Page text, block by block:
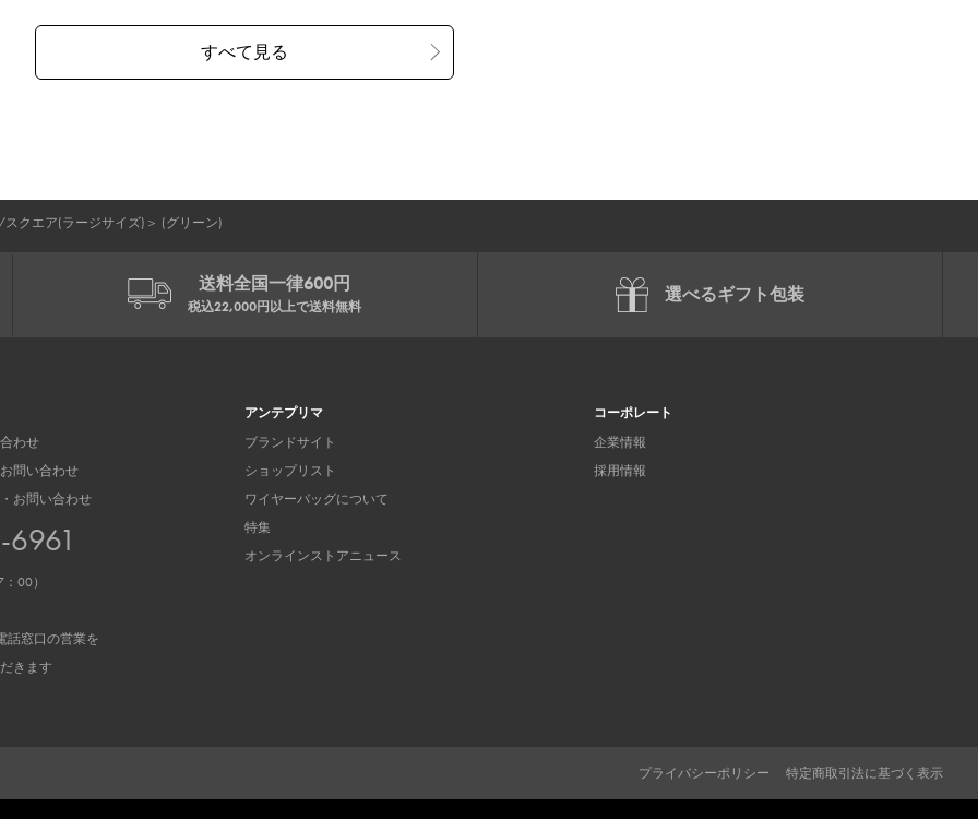
クエア(ラージサイズ) ＞ (グリーン)
送料全国一律600円
税込22,000円以上で送料無料
選べるギフト包装
わせ
問い合わせ
お問い合わせ
00）
話窓口の営業を
きます
アンテプリマ
ブランドサイト
ショップリスト
ワイヤーバッグについて
特集
オンラインストアニュース
コーポレート
企業情報
採用情報
プライバシーポリシー 特定商取引法に基づく表示